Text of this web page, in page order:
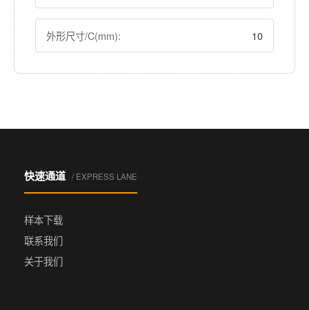
外形尺寸/C(mm): 10
快速通道 / EXPRESS LANE
样本下载
联系我们
关于我们